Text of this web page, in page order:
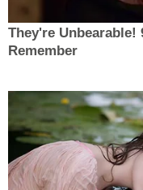
They're Unbearable!
Remember